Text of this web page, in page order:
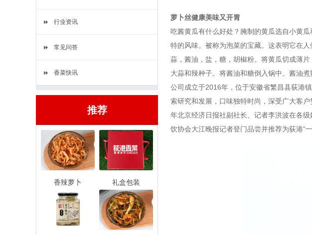
行业资讯
常见问答
香菜快讯
推荐
香辣萝卜 礼盒包装
萝卜丝健康美味又开胃
吃酱黄瓜有什么好处？腌制的黄瓜选自小黄
特的风味。被称为泡菜的宝藏。这表明它在
蒜，酱油，盐，糖，胡椒粉。将黄瓜切成薄
大蒜和辣种子。将酱油和糖倒入锅中。酱油
公司成立于2016年，位于安徽省繁昌县荻港
索研究和发展，口味独特时尚，深受广大客
年北京经济日报社副社长、记者李洪波在各
饮协会大江晚报记者登门品尝并推荐为荻港“一